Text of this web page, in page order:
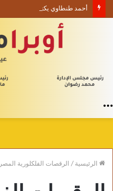
أحمد طنطاوي يكتب حين يصبح
الرئيسية/الرقصات الفلكلورية